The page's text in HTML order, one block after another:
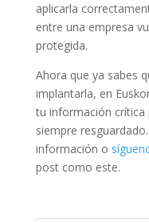
aplicarla
entre una empresa
protegida.
Ahora que ya sabes
implantarla, en
tu información crítica
siempre resguardado.
información o
post como este.